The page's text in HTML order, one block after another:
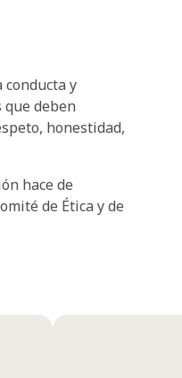
y
deben
honestidad,
hace de
de Ética y de